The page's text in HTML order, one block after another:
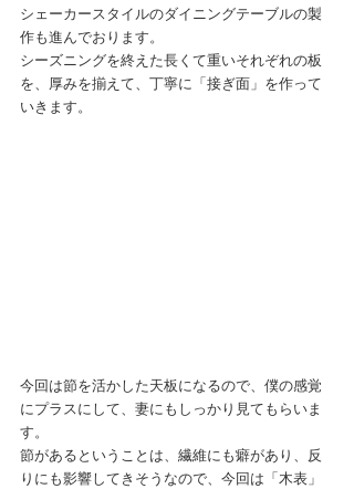
シェーカースタイルのダイニングテーブルの製
作も進んでおります。
シーズニングを終えた長くて重いそれぞれの板
を、厚みを揃えて、丁寧に「接ぎ面」を作って
いきます。
今回は節を活かした天板になるので、僕の感覚
にプラスにして、妻にもしっかり見てもらいま
す。
節があるということは、繊維にも癖があり、反
りにも影響してきそうなので、今回は「木表」